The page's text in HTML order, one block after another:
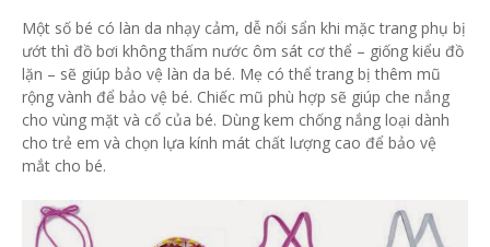
Một số bé có làn da nhạy cảm, dễ nổi sẩn khi mặc trang phụ bị
ướt thì đồ bơi không thấm nước ôm sát cơ thể – giống kiểu đồ
lặn – sẽ giúp bảo vệ làn da bé. Mẹ có thể trang bị thêm mũ
rộng vành để bảo vệ bé. Chiếc mũ phù hợp sẽ giúp che nắng
cho vùng mặt và cổ của bé. Dùng kem chống nắng loại dành
cho trẻ em và chọn lựa kính mát chất lượng cao để bảo vệ
mắt cho bé.